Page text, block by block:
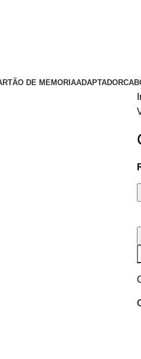
DE MEMORIAADAPTADOR